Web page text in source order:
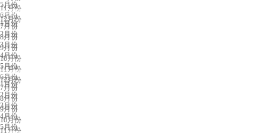
11月份
12月份
5月份
6月份
7月份
8月份
9月份
10月份
11月份
12月份
东莞展会排期
1月份
2月份
3月份
4月份
5月份
6月份
7月份
8月份
9月份
10月份
11月份
天津展会排期
1月份
2月份
3月份
4月份
5月份